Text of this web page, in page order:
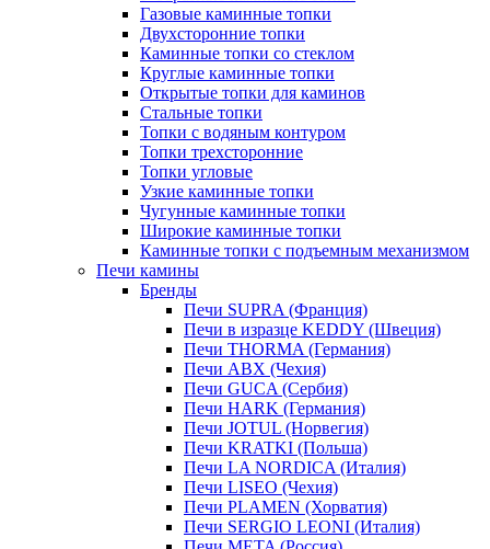
Газовые каминные топки
Двухсторонние топки
Каминные топки со стеклом
Круглые каминные топки
Открытые топки для каминов
Стальные топки
Топки с водяным контуром
Топки трехсторонние
Топки угловые
Узкие каминные топки
Чугунные каминные топки
Широкие каминные топки
Каминные топки с подъемным механизмом
Печи камины
Бренды
Печи SUPRA (Франция)
Печи в изразце KEDDY (Швеция)
Печи THORMA (Германия)
Печи ABX (Чехия)
Печи GUCA (Сербия)
Печи HARK (Германия)
Печи JOTUL (Норвегия)
Печи KRATKI (Польша)
Печи LA NORDICA (Италия)
Печи LISEO (Чехия)
Печи PLAMEN (Хорватия)
Печи SERGIO LEONI (Италия)